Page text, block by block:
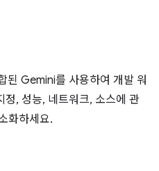
Gemini를 사용하여 개발 워
, 성능, 네트워크, 소스에 관
화하세요.